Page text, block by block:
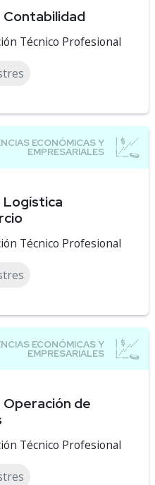
Contabilidad
Técnico Profesional
Logística
Técnico Profesional
de
Técnico Profesional